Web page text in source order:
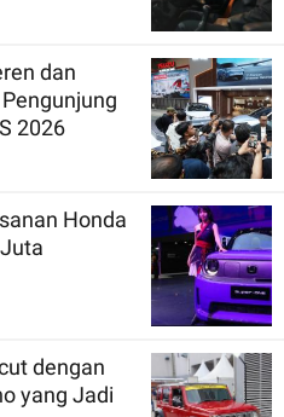
dan
2026
Honda
dengan
yang Jadi